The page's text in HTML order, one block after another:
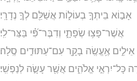
אָב֣וֹא בֵיתְךָ֣ בְעוֹל֑וֹת אֲשַׁלֵּ֖ם לְךָ֣ נְדָרָֽי׃
אֲשֶׁר־פָּצ֥וּ שְׂפָתָ֑י וְדִבֶּר־פִּ֝֗י בַּצַּר־לִֽי׃
אֶ֥עֱשֶֽׂה בָקָ֖ר עִם־עַתּוּדִ֣ים סֶֽלָה׃
כָּל־יִרְאֵ֣י אֱלֹהִ֑ים אֲשֶׁ֖ר עָשָׂ֣ה לְנַפְשִֽׁי׃